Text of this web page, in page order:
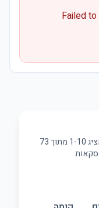
Failed
1-10 מתוך73